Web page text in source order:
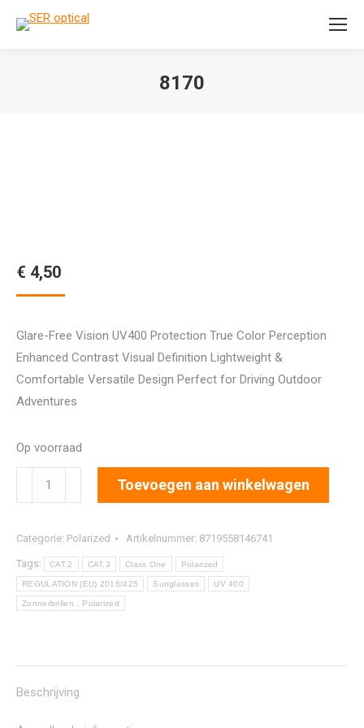
Search:
8170
€ 4,50
Glare-Free Vision UV400 Protection True Color Perception
Enhanced Contrast Visual Definition Lightweight &
Comfortable Versatile Design Perfect for Driving Outdoor
Adventures
Op voorraad
aantal
Toevoegen aan winkelwagen
Categorie: Polarized Artikelnummer: 8719558146741
Tags: CAT.2 CAT.3 Class One Polarized
REGULATION (EU) 2016/425 Sunglasses UV 400
Zonnerbrillen，Polarized
Beschrijving